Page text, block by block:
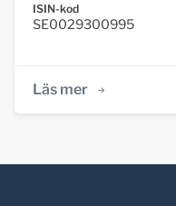
ISIN-kod
SE0029300995
Läs mer